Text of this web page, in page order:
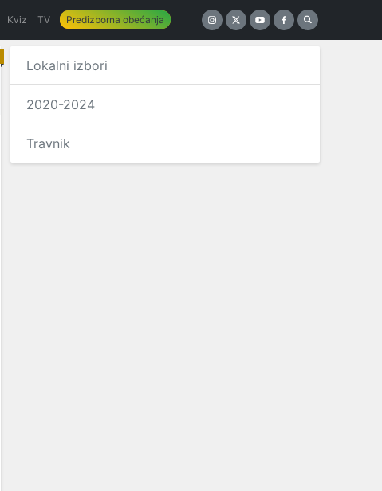
Kviz TV Predizborna obećanja
Lokalni izbori
2020-2024
Travnik